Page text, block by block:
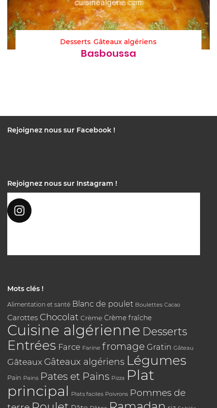
Desserts Gâteaux algériens
Basboussa
Rejoignez nous sur Facebook !
Rejoignez nous sur Instagram !
Mots clés !
Alimentation et santé Blanc de poulet Boulettes Cacao
Carottes Chocolat Crème Crème fraîche
Cuisine algérienne Desserts
Entrées Farce Farine fromage Gratin Gâteau
Gâteaux Gâteaux algériens Légumes
Pain Pains Pates et Pains Pizza Plat
principal Plats faciles Poivrons Pommes de